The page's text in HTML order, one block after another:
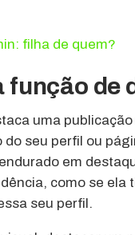
filha de quem?
função de
uma
do seu perfil ou
em
como se ela
seu perfil.